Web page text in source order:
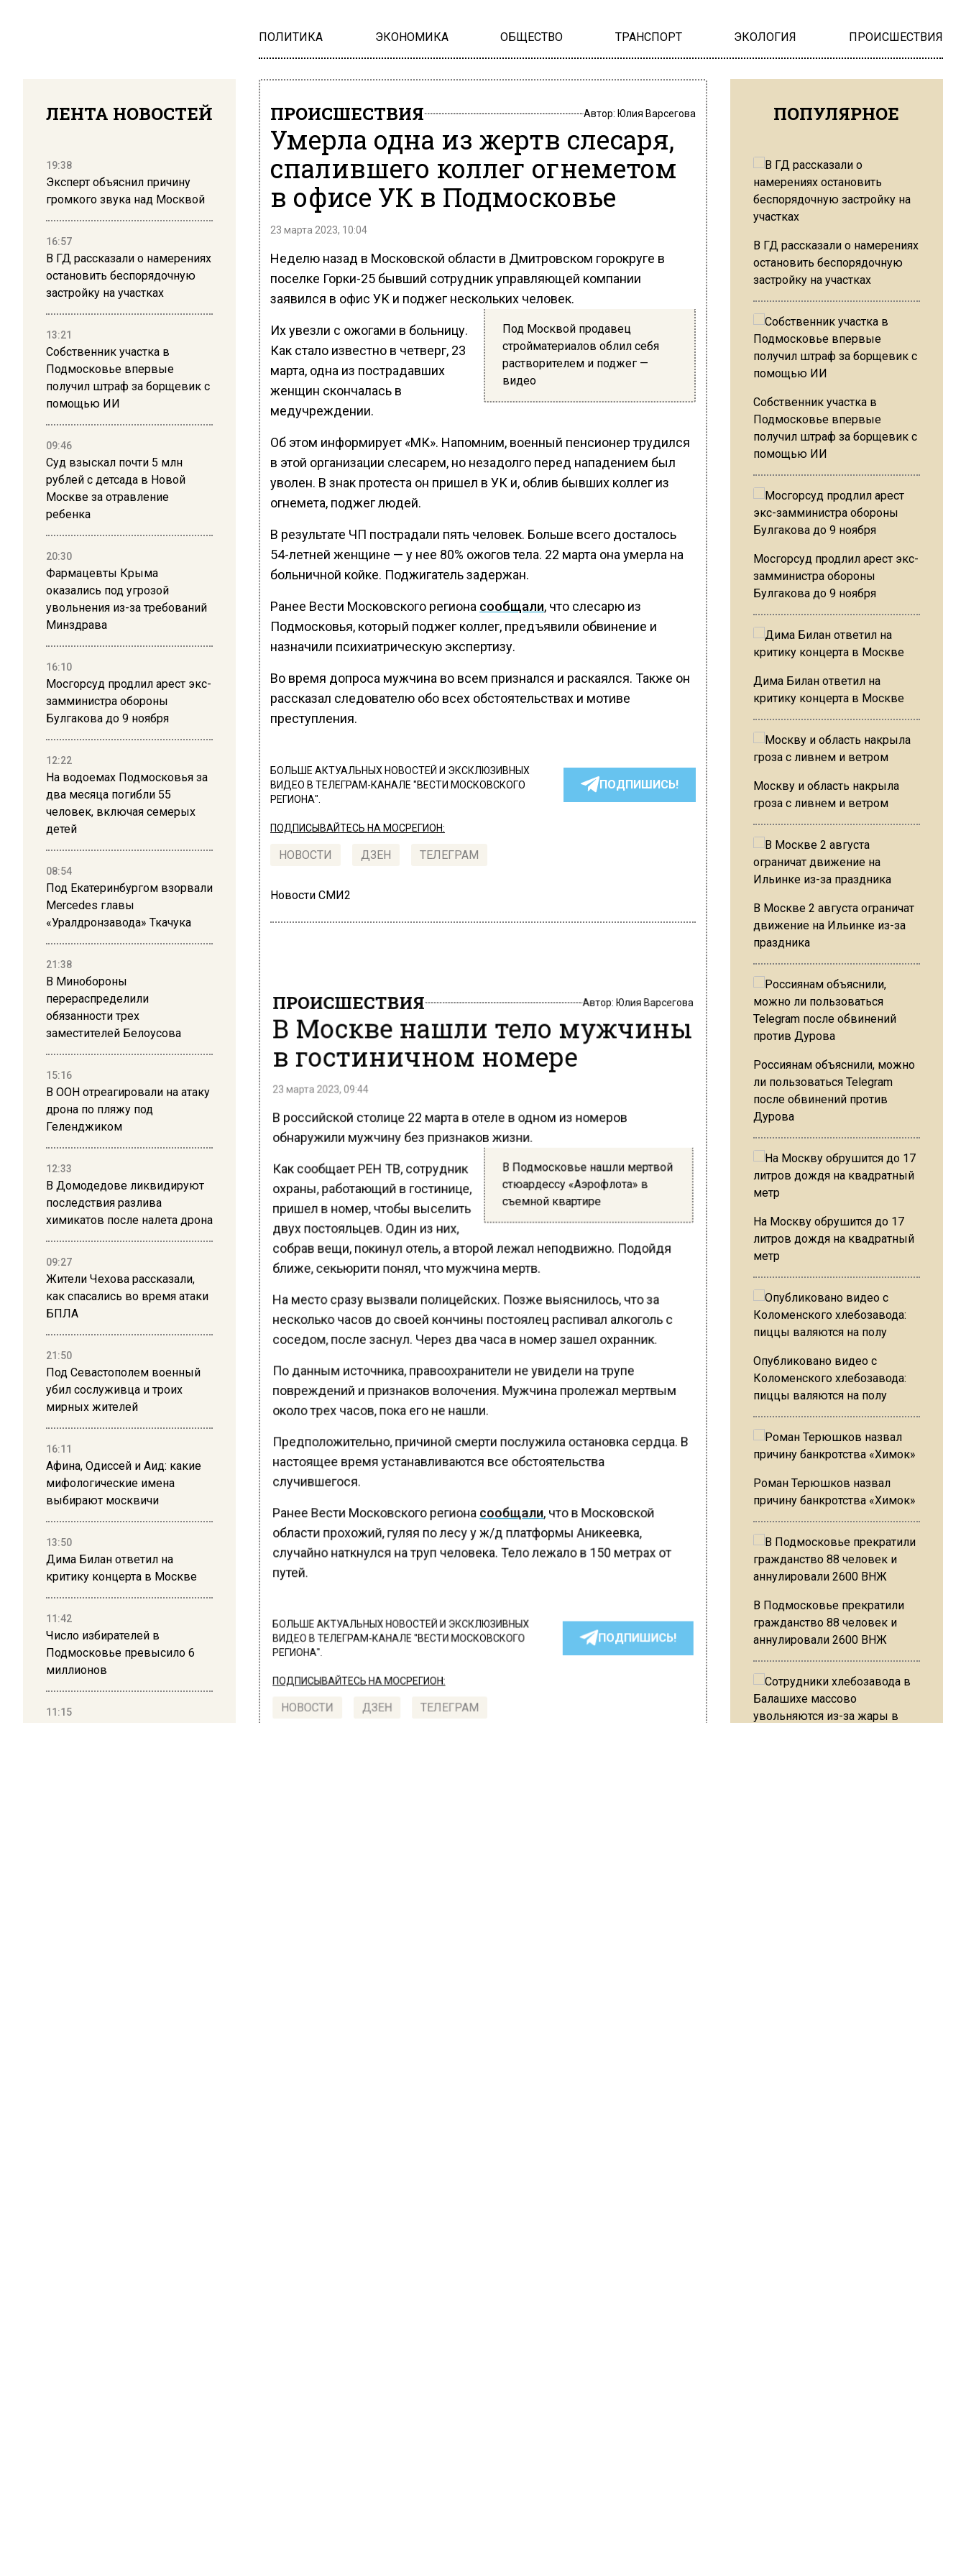
ПОЛИТИКА ЭКОНОМИКА ОБЩЕСТВО ТРАНСПОРТ ЭКОЛОГИЯ ПРОИСШЕСТВИЯ
ЛЕНТА НОВОСТЕЙ
19:38
Эксперт объяснил причину
громкого звука над Москвой
16:57
В ГД рассказали о намерениях
остановить беспорядочную
застройку на участках
13:21
Собственник участка в
Подмосковье впервые
получил штраф за борщевик с
помощью ИИ
09:46
Суд взыскал почти 5 млн
рублей с детсада в Новой
Москве за отравление
ребенка
20:30
Фармацевты Крыма
оказались под угрозой
увольнения из-за требований
Минздрава
16:10
Мосгорсуд продлил арест экс-
замминистра обороны
Булгакова до 9 ноября
12:22
На водоемах Подмосковья за
два месяца погибли 55
человек, включая семерых
детей
08:54
Под Екатеринбургом взорвали
Mercedes главы
«Уралдронзавода» Ткачука
21:38
В Минобороны
перераспределили
обязанности трех
заместителей Белоусова
15:16
В ООН отреагировали на атаку
дрона по пляжу под
Геленджиком
12:33
В Домодедове ликвидируют
последствия разлива
химикатов после налета дрона
09:27
Жители Чехова рассказали,
как спасались во время атаки
БПЛА
21:50
Под Севастополем военный
убил сослуживца и троих
мирных жителей
16:11
Афина, Одиссей и Аид: какие
мифологические имена
выбирают москвичи
13:50
Дима Билан ответил на
критику концерта в Москве
11:42
Число избирателей в
Подмосковье превысило 6
миллионов
11:15
ПРОИСШЕСТВИЯ Автор: Юлия Варсегова
Умерла одна из жертв слесаря,
спалившего коллег огнеметом
в офисе УК в Подмосковье
23 марта 2023, 10:04
Неделю назад в Московской области в Дмитровском горокруге в
поселке Горки-25 бывший сотрудник управляющей компании
заявился в офис УК и поджег нескольких человек.
Под Москвой продавец
стройматериалов облил себя
растворителем и поджег —
видео
Их увезли с ожогами в больницу.
Как стало известно в четверг, 23
марта, одна из пострадавших
женщин скончалась в
медучреждении.
Об этом информирует «МК». Напомним, военный пенсионер трудился
в этой организации слесарем, но незадолго перед нападением был
уволен. В знак протеста он пришел в УК и, облив бывших коллег из
огнемета, поджег людей.
В результате ЧП пострадали пять человек. Больше всего досталось
54-летней женщине — у нее 80% ожогов тела. 22 марта она умерла на
больничной койке. Поджигатель задержан.
Ранее Вести Московского региона сообщали, что слесарю из
Подмосковья, который поджег коллег, предъявили обвинение и
назначили психиатрическую экспертизу.
Во время допроса мужчина во всем признался и раскаялся. Также он
рассказал следователю обо всех обстоятельствах и мотиве
преступления.
БОЛЬШЕ АКТУАЛЬНЫХ НОВОСТЕЙ И ЭКСКЛЮЗИВНЫХ
ВИДЕО В ТЕЛЕГРАМ-КАНАЛЕ "ВЕСТИ МОСКОВСКОГО
РЕГИОНА".
ПОДПИШИСЬ!
ПОДПИСЫВАЙТЕСЬ НА МОСРЕГИОН:
НОВОСТИ ДЗЕН ТЕЛЕГРАМ
Новости СМИ2
ПРОИСШЕСТВИЯ Автор:Юлия Варсегова
В Москве нашли тело мужчины
в гостиничном номере
23 марта 2023, 09:44
В российской столице 22 марта в отеле в одном из номеров
обнаружили мужчину без признаков жизни.
В Подмосковье нашли мертвой
стюардессу «Аэрофлота» в
съемной квартире
Как сообщает РЕН ТВ, сотрудник
охраны, работающий в гостинице,
пришел в номер, чтобы выселить
двух постояльцев. Один из них,
собрав вещи, покинул отель, а второй лежал неподвижно. Подойдя
ближе, секьюрити понял, что мужчина мертв.
На место сразу вызвали полицейских. Позже выяснилось, что за
несколько часов до своей кончины постоялец распивал алкоголь с
соседом, после заснул. Через два часа в номер зашел охранник.
По данным источника, правоохранители не увидели на трупе
повреждений и признаков волочения. Мужчина пролежал мертвым
около трех часов, пока его не нашли.
Предположительно, причиной смерти послужила остановка сердца. В
настоящее время устанавливаются все обстоятельства
случившегося.
Ранее Вести Московского региона сообщали, что в Московской
области прохожий, гуляя по лесу у ж/д платформы Аникеевка,
случайно наткнулся на труп человека. Тело лежало в 150 метрах от
путей.
БОЛЬШЕ АКТУАЛЬНЫХ НОВОСТЕЙ И ЭКСКЛЮЗИВНЫХ
ВИДЕО В ТЕЛЕГРАМ-КАНАЛЕ "ВЕСТИ МОСКОВСКОГО
РЕГИОНА".
ПОДПИШИСЬ!
ПОДПИСЫВАЙТЕСЬ НА МОСРЕГИОН:
НОВОСТИ ДЗЕН ТЕЛЕГРАМ
ПОПУЛЯРНОЕ
В ГД рассказали о намерениях
остановить беспорядочную
застройку на участках
Собственник участка в
Подмосковье впервые
получил штраф за борщевик с
помощью ИИ
Мосгорсуд продлил арест экс-
замминистра обороны
Булгакова до 9 ноября
Дима Билан ответил на
критику концерта в Москве
Москву и область накрыла
гроза с ливнем и ветром
В Москве 2 августа ограничат
движение на Ильинке из-за
праздника
Россиянам объяснили, можно
ли пользоваться Telegram
после обвинений против
Дурова
На Москву обрушится до 17
литров дождя на квадратный
метр
Опубликовано видео с
Коломенского хлебозавода:
пиццы валяются на полу
Роман Терюшков назвал
причину банкротства «Химок»
В Подмосковье прекратили
гражданство 88 человек и
аннулировали 2600 ВНЖ